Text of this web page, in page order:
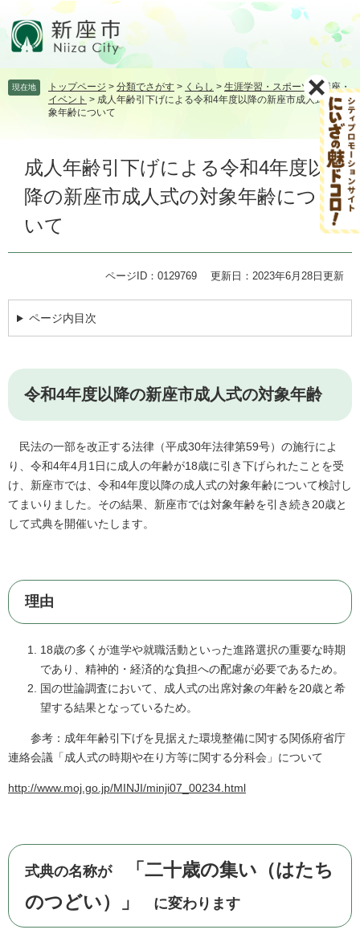
頭飛 現在地 トップページ > 分類でさがす > くらし > 生涯学習・スポーツ >講座・
イベント > 成人年齢引下げによる令和4年度以降の新座市成人式の対
象年齢について
成人年齢引下げによる令和4年度以
降の新座市成人式の対象年齢につ
いて
ページID：0129769 更新日：2023年6月28日更新
ページ内目次
令和4年度以降の新座市成人式の対象年齢
民法の一部を改正する法律（平成30年法律第59号）の施行によ
り、令和4年4月1日に成人の年齢が18歳に引き下げられたことを受
け、新座市では、令和4年度以降の成人式の対象年齢について検討し
てまいりました。その結果、新座市では対象年齢を引き続き20歳と
して式典を開催いたします。
理由
18歳の多くが進学や就職活動といった進路選択の重要な時期
であり、精神的・経済的な負担への配慮が必要であるため。
国の世論調査において、成人式の出席対象の年齢を20歳と希
望する結果となっているため。
参考：成年年齢引下げを見据えた環境整備に関する関係府省庁
連絡会議「成人式の時期や在り方等に関する分科会」について
http://www.moj.go.jp/MINJI/minji07_00234.html
式典の名称が
「二十歳の集い（はたち
のつどい）」
に変わります